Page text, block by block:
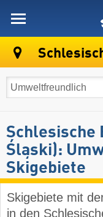
Schlesische
Schlesische
Śląski):
Skigebiete
Skigebiete mit
in den